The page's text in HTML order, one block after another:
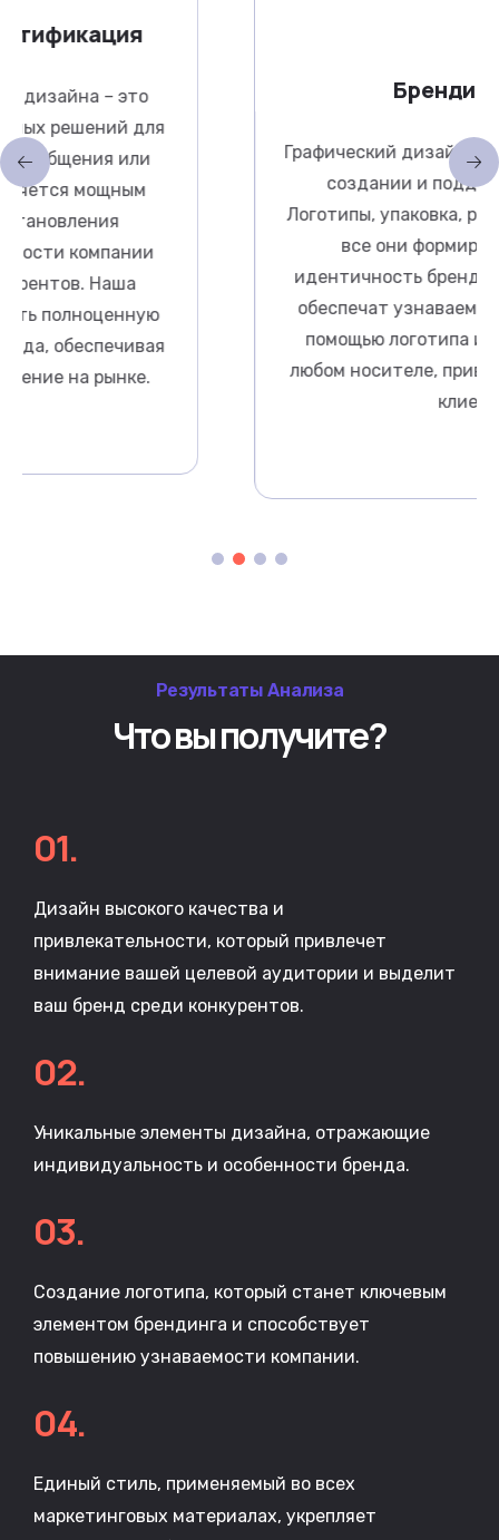
это
для
Графический дизайн играет
Логотипы, упаковка, рекламные
все они формируют
идентичность бренда. Наши
обеспечат узнаваемость вашего
помощью логотипа и цветовой
любом носителе, привлекая
клиентов.
Результаты Анализа
Что вы получите?
01.
Дизайн высокого качества и
привлекательности, который привлечет
внимание вашей целевой аудитории и выделит
ваш бренд среди конкурентов.
02.
Уникальные элементы дизайна, отражающие
индивидуальность и особенности бренда.
03.
Создание логотипа, который станет ключевым
элементом брендинга и способствует
повышению узнаваемости компании.
04.
Единый стиль, применяемый во всех
маркетинговых материалах, укрепляет